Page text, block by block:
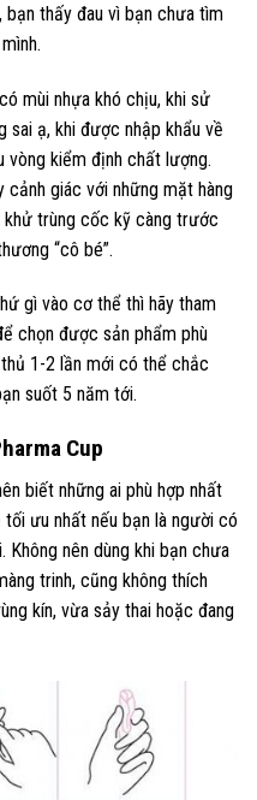
bạn thấy đau vì bạn chưa tìm
mùi nhựa khó chịu, khi sử
sai ạ, khi được nhập khẩu về
vòng kiểm định chất lượng.
cảnh giác với những mặt hàng
trùng cốc kỹ càng trước
“cô bé”.
gì vào cơ thể thì hãy tham
chọn được sản phẩm phù
1-2 lần mới có thể chắc
suốt 5 năm tới.
Cup
biết những ai phù hợp nhất
ưu nhất nếu bạn là người có
Không nên dùng khi bạn chưa
trinh, cũng không thích
kín, vừa sảy thai hoặc đang